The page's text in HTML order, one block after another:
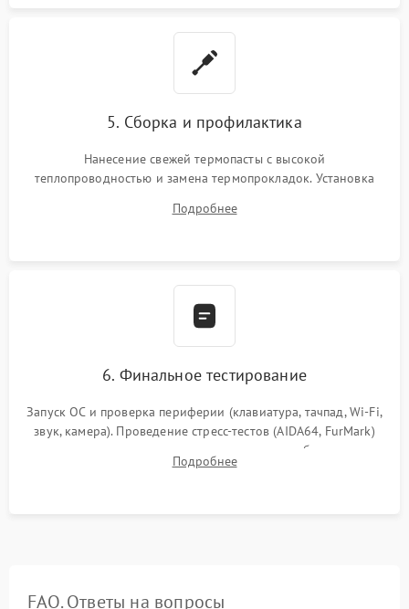
5. Сборка и профилактика
Нанесение свежей термопасты с высокой
теплопроводностью и замена термопрокладок. Установка
шлейфов, модулей памяти и накопителей. Предварительная
Подробнее
6. Финальное тестирование
Запуск ОС и проверка периферии (клавиатура, тачпад, Wi-Fi,
звук, камера). Проведение стресс-тестов (AIDA64, FurMark)
для контроля температурного режима и стабильности
системы под пиковой нагрузкой.
Подробнее
FAQ. Ответы на вопросы